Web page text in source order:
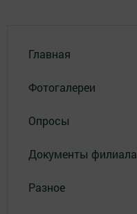
Главная
Фотогалереи
Опросы
Документы филиала
Разное